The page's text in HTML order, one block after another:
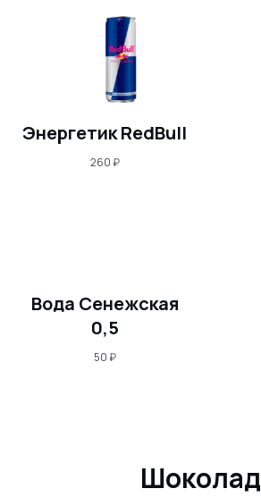
Энергетик RedBull
260 ₽
Вода Сенежская
0,5
50 ₽
Шоколад